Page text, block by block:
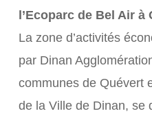
l’Ecoparc de Bel Air
La zone d’activités
par Dinan
communes de Quévert
de la Ville de Dinan, se